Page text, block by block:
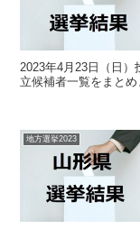
2023年4月23日（日）
立候補者一覧をまとめ
地方選挙2023